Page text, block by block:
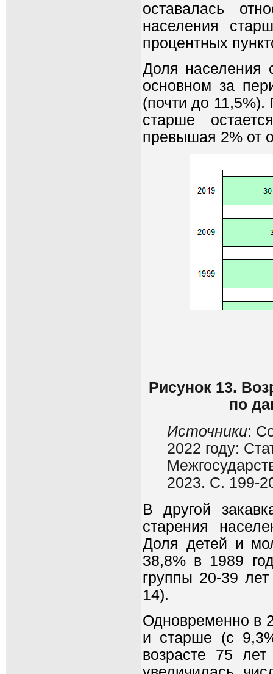
оставалась
населения
процентных
Доля населения
основном за
(почти до
старше
превышая 2% от
Рисунок 13.
по
Источники:
2022 году:
2023. С. 199-
В другой
старения
Доля детей и
38,8% в 1989
группы 20-39
14).
Одновременно в
и старше (с
возрасте 75